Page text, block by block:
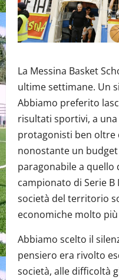
La Messina Basket
ultime settimane. Un
Abbiamo preferito
risultati sportivi, a
protagonisti ben oltre
nonostante un
paragonabile a quello
campionato di Serie
società del territorio
economiche molto
Abbiamo scelto il
pensiero era rivolto
società, alle difficoltà